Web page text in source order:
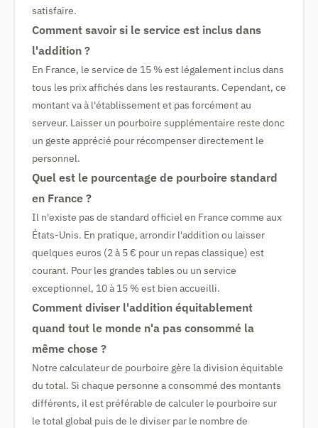
satisfaire.
Comment savoir si le service est inclus dans
l'addition ?
En France, le service de 15 % est légalement inclus dans
tous les prix affichés dans les restaurants. Cependant, ce
montant va à l'établissement et pas forcément au
serveur. Laisser un pourboire supplémentaire reste donc
un geste apprécié pour récompenser directement le
personnel.
Quel est le pourcentage de pourboire standard
en France ?
Il n'existe pas de standard officiel en France comme aux
États-Unis. En pratique, arrondir l'addition ou laisser
quelques euros (2 à 5 € pour un repas classique) est
courant. Pour les grandes tables ou un service
exceptionnel, 10 à 15 % est bien accueilli.
Comment diviser l'addition équitablement
quand tout le monde n'a pas consommé la
même chose ?
Notre calculateur de pourboire gère la division équitable
du total. Si chaque personne a consommé des montants
différents, il est préférable de calculer le pourboire sur
le total global puis de le diviser par le nombre de